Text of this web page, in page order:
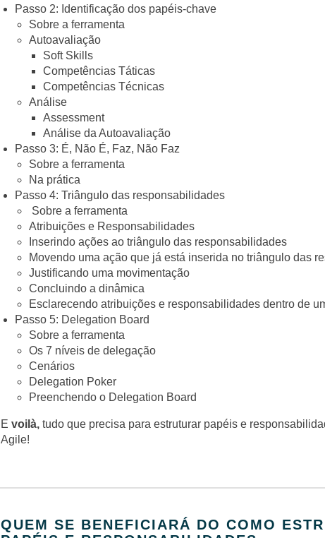
Passo 2: Identificação dos papéis-chave
Sobre a ferramenta
Autoavaliação
Soft Skills
Competências Táticas
Competências Técnicas
Análise
Assessment
Análise da Autoavaliação
Passo 3: É, Não É, Faz, Não Faz
Sobre a ferramenta
Na prática
Passo 4: Triângulo das responsabilidades
Sobre a ferramenta
Atribuições e Responsabilidades
Inserindo ações ao triângulo das responsabilidades
Movendo uma ação que já está inserida no triângulo das
Justificando uma movimentação
Concluindo a dinâmica
Esclarecendo atribuições e responsabilidades dentro de
Passo 5: Delegation Board
Sobre a ferramenta
Os 7 níveis de delegação
Cenários
Delegation Poker
Preenchendo o Delegation Board
E voilà, tudo que precisa para estruturar papéis e
Agile!
QUEM SE BENEFICIARÁ DO COMO